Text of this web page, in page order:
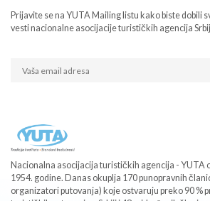
Prijavite se na YUTA Mailing listu kako biste dobili
vesti nacionalne asocijacije turističkih agencija
Nacionalna asocijacija turističkih agencija - YUTA
1954. godine. Danas okuplja 170 punopravnih
organizatori putovanja) koje ostvaruju preko 90 %